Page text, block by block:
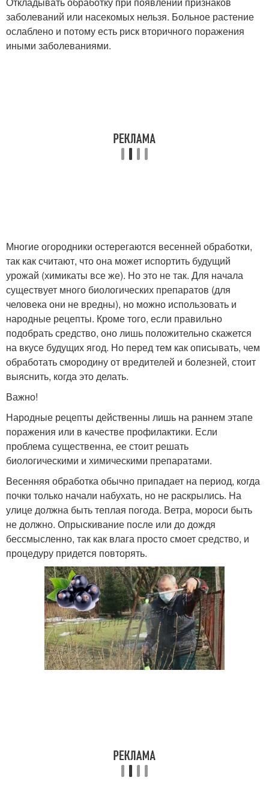
заболеваний или насекомых нельзя. Больное растение
ослаблено и потому есть риск вторичного поражения
иными заболеваниями.
Многие огородники остерегаются весенней обработки,
так как считают, что она может испортить будущий
урожай (химикаты все же). Но это не так. Для начала
существует много биологических препаратов (для
человека они не вредны), но можно использовать и
народные рецепты. Кроме того, если правильно
подобрать средство, оно лишь положительно скажется
на вкусе будущих ягод. Но перед тем как описывать, чем
обработать смородину от вредителей и болезней, стоит
выяснить, когда это делать.
Важно!
Народные рецепты действенны лишь на раннем этапе
поражения или в качестве профилактики. Если
проблема существенна, ее стоит решать
биологическими и химическими препаратами.
Весенняя обработка обычно припадает на период, когда
почки только начали набухать, но не раскрылись. На
улице должна быть теплая погода. Ветра, мороси быть
не должно. Опрыскивание после или до дождя
бессмысленно, так как влага просто смоет средство, и
процедуру придется повторять.